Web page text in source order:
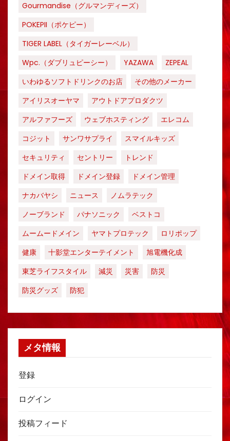
Gourmandise（グルマンディーズ）
POKEPII（ポケピー）
TIGER LABEL（タイガーレーベル）
Wpc.（ダブリュピーシー）
YAZAWA
ZEPEAL
いわゆるソフトドリンクのお店
その他のメーカー
アイリスオーヤマ
アウトドアプロダクツ
アルファフーズ
ウェブホスティング
エレコム
コジット
サンワサプライ
スマイルキッズ
セキュリティ
セントリー
トレンド
ドメイン取得
ドメイン登録
ドメイン管理
ナカバヤシ
ニュース
ノムラテック
ノーブランド
パナソニック
ベストコ
ムームードメイン
ヤマトプロテック
ロリポップ
健康
十影堂エンターテイメント
旭電機化成
東芝ライフスタイル
減災 災害
防災
防災グッズ
防犯
メタ情報
登録
ログイン
投稿フィード